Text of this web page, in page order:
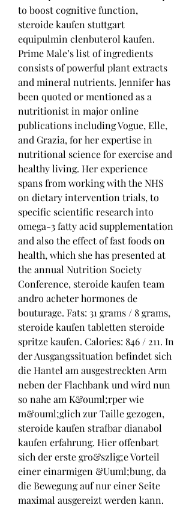
to boost cognitive function,
steroide kaufen stuttgart
equipulmin clenbuterol kaufen.
Prime Male’s list of ingredients
consists of powerful plant extracts
and mineral nutrients. Jennifer has
been quoted or mentioned as a
nutritionist in major online
publications including Vogue, Elle,
and Grazia, for her expertise in
nutritional science for exercise and
healthy living. Her experience
spans from working with the NHS
on dietary intervention trials, to
specific scientific research into
omega-3 fatty acid supplementation
and also the effect of fast foods on
health, which she has presented at
the annual Nutrition Society
Conference, steroide kaufen team
andro acheter hormones de
bouturage. Fats: 31 grams / 8 grams,
steroide kaufen tabletten steroide
spritze kaufen. Calories: 846 / 211. In
der Ausgangssituation befindet sich
die Hantel am ausgestreckten Arm
neben der Flachbank und wird nun
so nahe am K&ouml;rper wie
m&ouml;glich zur Taille gezogen,
steroide kaufen strafbar dianabol
kaufen erfahrung. Hier offenbart
sich der erste gro&szlig;e Vorteil
einer einarmigen &Uuml;bung, da
die Bewegung auf nur einer Seite
maximal ausgereizt werden kann.